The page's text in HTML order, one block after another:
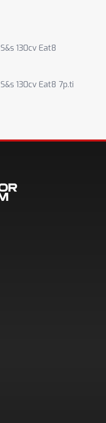
130cv Eat8
130cv Eat8 7p.ti